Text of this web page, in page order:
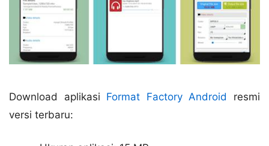
Download aplikasi Format Factory Android
resmi
versi terbaru: